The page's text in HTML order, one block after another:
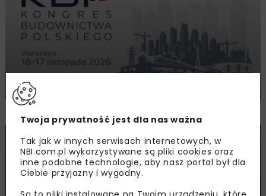
III Kongres Budownictwa Polskiego
Warszawa 16-17 listopada 2026
PATRONAT MEDIALNY NBI
Twoja prywatność jest dla nas ważna
Tak jak w innych serwisach internetowych, w
NBI.com.pl wykorzystywane są pliki cookies oraz
inne podobne technologie, aby nasz portal był dla
Ciebie przyjazny i wygodny.